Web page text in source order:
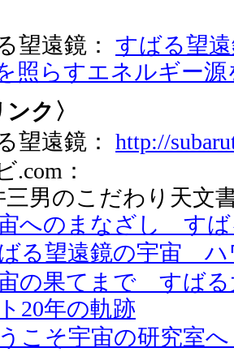
望遠鏡： すばる望
照らすエネルギー
ンク〉
望遠鏡： http://
.com：
三男のこだわり天文
へのまなざし すば
る望遠鏡の宇宙 ハ
の果てまで すばる
20年の軌跡
こそ宇宙の研究室